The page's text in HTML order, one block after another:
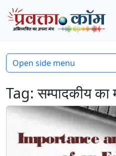
Skip to content
Skip to footer
Tag:सम्पादकीय का
Open side menu